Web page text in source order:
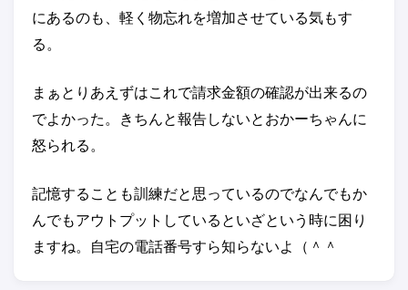
にあるのも、軽く物忘れを増加させている気もす
る。
まぁとりあえずはこれで請求金額の確認が出来るの
でよかった。きちんと報告しないとおかーちゃんに
怒られる。
記憶することも訓練だと思っているのでなんでもか
んでもアウトプットしているといざという時に困り
ますね。自宅の電話番号すら知らないよ（＾＾